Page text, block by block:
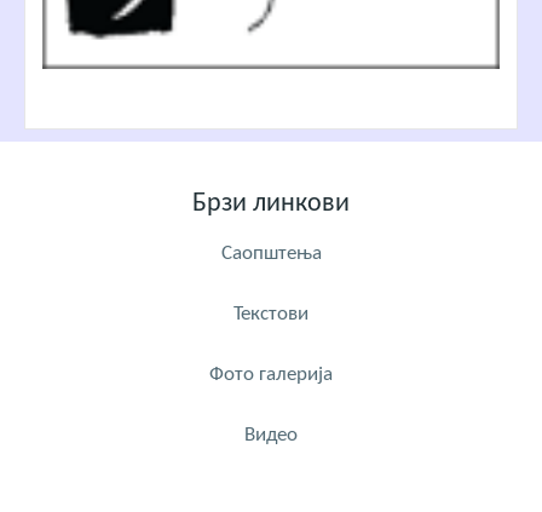
Брзи линкови
Саопштења
Текстови
Фото галерија
Видео